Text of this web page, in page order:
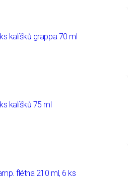
kalíšků grappa 70 ml
kalíšků 75 ml
flétna 210 ml, 6 ks